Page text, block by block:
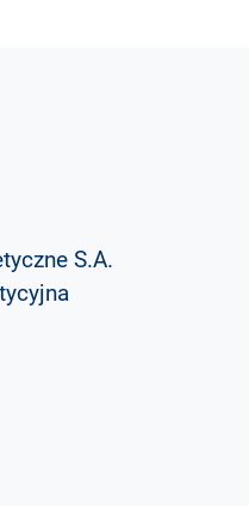
S.A.